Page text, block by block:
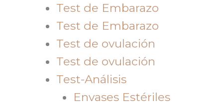
Test de Embarazo
Test de Embarazo
Test de ovulación
Test de ovulación
Test-Análisis
Envases Estériles